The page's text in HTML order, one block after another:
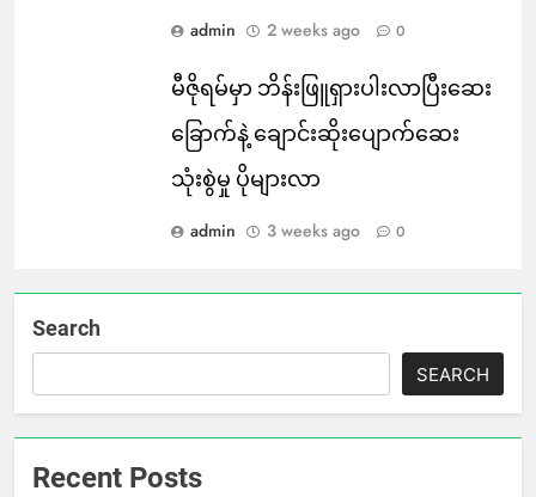
admin 2 weeks ago 0
မီဇိုရမ်မှာ ဘိန်းဖြူရှားပါးလာပြီးဆေး
ခြောက်နဲ့ ချောင်းဆိုးပျောက်ဆေး
သုံးစွဲမှု ပိုများလာ
admin 3 weeks ago 0
Search
SEARCH
Recent Posts